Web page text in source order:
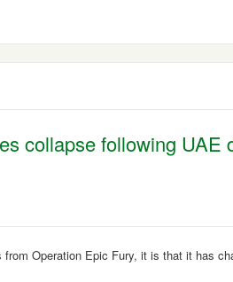
collapse following UAE
Operation Epic Fury, it is that it has